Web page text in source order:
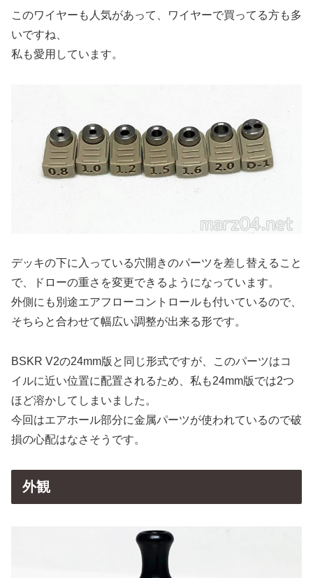
このワイヤーも人気があって、ワイヤーで買ってる方も多
いですね、
私も愛用しています。
デッキの下に入っている穴開きのパーツを差し替えること
で、ドローの重さを変更できるようになっています。
外側にも別途エアフローコントロールも付いているので、
そちらと合わせて幅広い調整が出来る形です。
BSKR V2の24mm版と同じ形式ですが、このパーツはコ
イルに近い位置に配置されるため、私も24mm版では2つ
ほど溶かしてしまいました。
今回はエアホール部分に金属パーツが使われているので破
損の心配はなさそうです。
外観